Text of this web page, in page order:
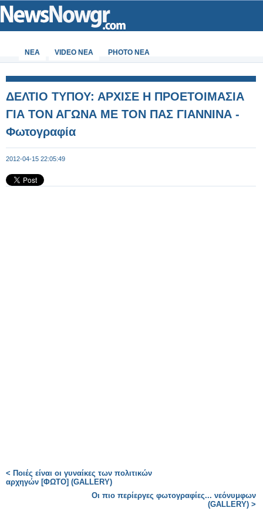
ΝΕΑ VIDEO NEA PHOTO NEA
ΔΕΛΤΙΟ ΤΥΠΟΥ: ΑΡΧΙΣΕ Η ΠΡΟΕΤΟΙΜΑΣΙΑ
ΓΙΑ ΤΟΝ ΑΓΩΝΑ ΜΕ ΤΟΝ ΠΑΣ ΓΙΑΝΝΙΝΑ -
Φωτογραφία
2012-04-15 22:05:49
< Ποιές είναι οι γυναίκες των πολιτικών
αρχηγών [ΦΩΤΟ] (GALLERY)
Οι πιο περίεργες φωτογραφίες... νεόνυμφων
(GALLERY) >